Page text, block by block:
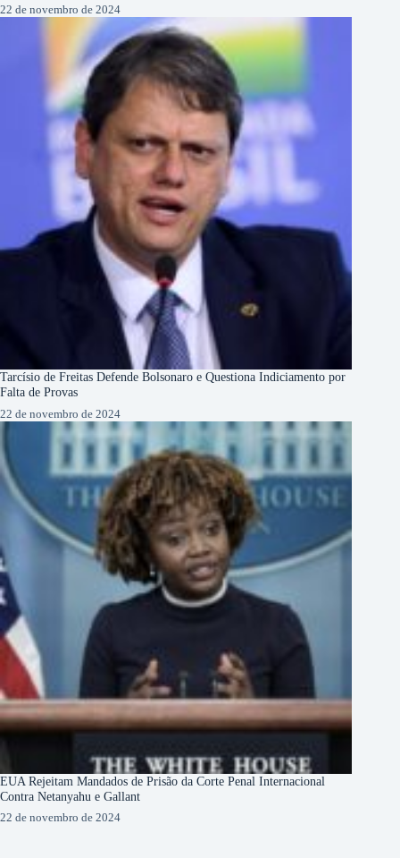
22 de novembro de 2024
Tarcísio de Freitas Defende Bolsonaro e Questiona Indiciamento por
Falta de Provas
22 de novembro de 2024
EUA Rejeitam Mandados de Prisão da Corte Penal Internacional
Contra Netanyahu e Gallant
22 de novembro de 2024